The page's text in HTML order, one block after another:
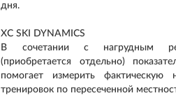
дня.
XC SKI DYNAMICS
В сочетании с нагрудным
(приобретается отдельно)
помогает измерить фактическую
тренировок по пересеченной